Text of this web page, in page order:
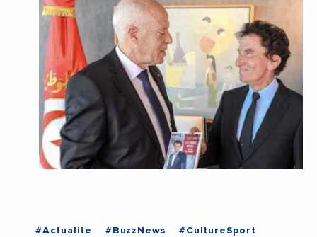
#Actualite #BuzzNews
#CultureSport